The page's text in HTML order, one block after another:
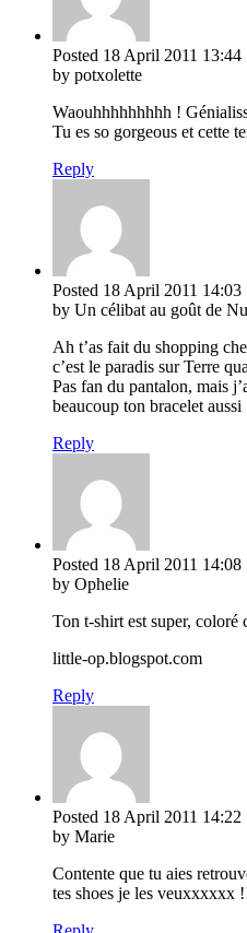
Posted 18 April 2011 13:44
by potxolette
Waouhhhhhhhhh !
Tu es so gorgeous et cette
Reply
Posted 18 April 2011 14:03
by Un célibat au goût de
Ah t’as fait du shopping
c’est le paradis sur Terre
Pas fan du pantalon, mais
beaucoup ton bracelet aussi
Reply
Posted 18 April 2011 14:08
by Ophelie
Ton t-shirt est super, coloré
little-op.blogspot.com
Reply
Posted 18 April 2011 14:22
by Marie
Contente que tu aies
tes shoes je les veuxxxxxx